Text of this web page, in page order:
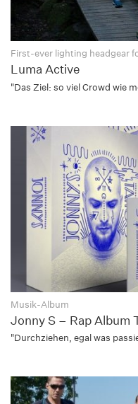
First-ever lighting headgear
Luma Active
"Das Ziel: so viel Crowd wie
Musik-Album
Jonny S – Rap Album
"Durchziehen, egal was